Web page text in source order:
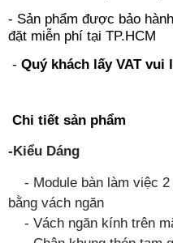
- Sản phẩm được bảo
đặt miễn phí tại TP.HCM
- Quý khách lấy VAT vui
Chi tiết sản phẩm
-Kiểu Dáng
- Module bàn làm việc 2
bằng vách ngăn
- Vách ngăn kính trên